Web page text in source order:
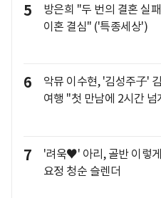
5
방은희 "두 번의 결혼 실
이혼 결심" ('특종세상')
6
악뮤 이수현, '김성주子'
여행 "첫 만남에 2시간 넘
7
'려욱♥' 아리, 골반 이렇
요정 청순 슬렌더